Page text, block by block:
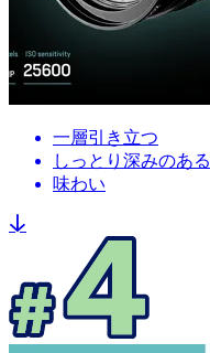
一層引き立つ
しっとり深みのある
味わい